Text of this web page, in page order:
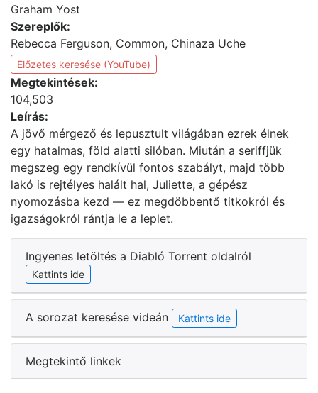
Graham Yost
Szereplők:
Rebecca Ferguson, Common, Chinaza Uche
Előzetes keresése (YouTube)
Megtekintések:
104,503
Leírás:
A jövő mérgező és lepusztult világában ezrek élnek
egy hatalmas, föld alatti silóban. Miután a seriffjük
megszeg egy rendkívül fontos szabályt, majd több
lakó is rejtélyes halált hal, Juliette, a gépész
nyomozásba kezd — ez megdöbbentő titkokról és
igazságokról rántja le a leplet.
Ingyenes letöltés a Diabló Torrent oldalról
Kattints ide
A sorozat keresése videán Kattints ide
Megtekintő linkek